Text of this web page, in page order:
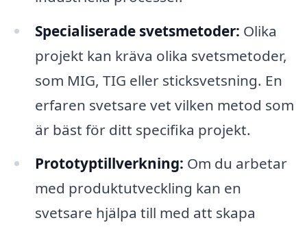
Specialiserade svetsmetoder: Olika
projekt kan kräva olika svetsmetoder,
som MIG, TIG eller sticksvetsning. En
erfaren svetsare vet vilken metod som
är bäst för ditt specifika projekt.
Prototyptillverkning: Om du arbetar
med produktutveckling kan en
svetsare hjälpa till med att skapa